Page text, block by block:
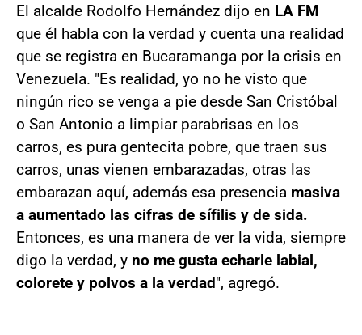
El alcalde Rodolfo Hernández dijo en LA FM
que él habla con la verdad y cuenta una realidad
que se registra en Bucaramanga por la crisis en
Venezuela. "Es realidad, yo no he visto que
ningún rico se venga a pie desde San Cristóbal
o San Antonio a limpiar parabrisas en los
carros, es pura gentecita pobre, que traen sus
carros, unas vienen embarazadas, otras las
embarazan aquí, además esa presencia masiva
a aumentado las cifras de sífilis y de sida.
Entonces, es una manera de ver la vida, siempre
digo la verdad, y no me gusta echarle labial,
colorete y polvos a la verdad", agregó.